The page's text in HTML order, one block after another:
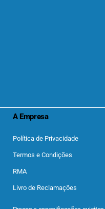
A Empresa
Política de Privacidade
Termos e Condições
RMA
Livro de Reclamações